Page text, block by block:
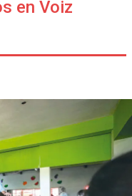
en Voiz